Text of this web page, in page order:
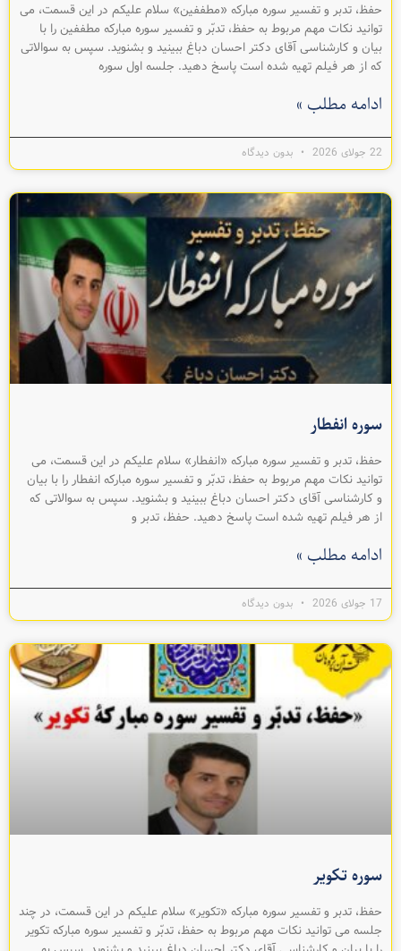
حفظ، تدبر و تفسیر سوره مبارکه «مطففين» سلام عليکم در اين قسمت، می
توانيد نکات مهم مربوط به حفظ، تدبّر و تفسیر سوره مبارکه مطففين را با
بيان و کارشناسی آقای دکتر احسان دباغ ببينيد و بشنويد. سپس به سوالاتی
که از هر فيلم تهیه شده است پاسخ دهيد. جلسه اول سوره
ادامه مطلب »
22 جولای 2026 بدون دیدگاه
سوره انفطار
حفظ، تدبر و تفسیر سوره مبارکه «انفطار» سلام عليکم در اين قسمت، می
توانيد نکات مهم مربوط به حفظ، تدبّر و تفسیر سوره مبارکه انفطار را با بيان
و کارشناسی آقای دکتر احسان دباغ ببينيد و بشنويد. سپس به سوالاتی که
از هر فيلم تهیه شده است پاسخ دهيد. حفظ، تدبر و
ادامه مطلب »
17 جولای 2026 بدون دیدگاه
سوره تکویر
حفظ، تدبر و تفسیر سوره مبارکه «تکویر» سلام عليکم در اين قسمت، در چند
جلسه می توانيد نکات مهم مربوط به حفظ، تدبّر و تفسیر سوره مبارکه تکویر